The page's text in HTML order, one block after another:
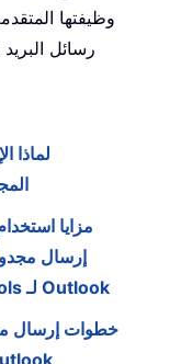
وظيفتها
رسائل
لماذا
مزايا
إرسال
Kutools لـ Outlook
خطوات إرسال